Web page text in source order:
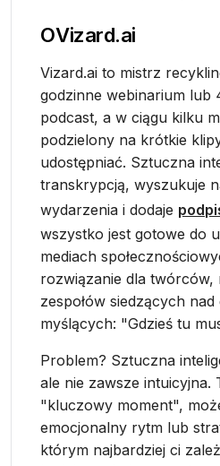
OVizard.ai
Vizard.ai to mistrz
godzinne webinarium lub
podcast, a w ciągu kilku
podzielony na krótkie
udostępniać. Sztuczna
transkrypcją, wyszukuje
wydarzenia i dodaje
wszystko jest gotowe do
mediach
rozwiązanie dla twórców,
zespołów siedzących
myślących: "Gdzieś tu
Problem? Sztuczna
ale nie zawsze intuicyjna.
"kluczowy moment",
emocjonalny rytm lub
którym najbardziej ci